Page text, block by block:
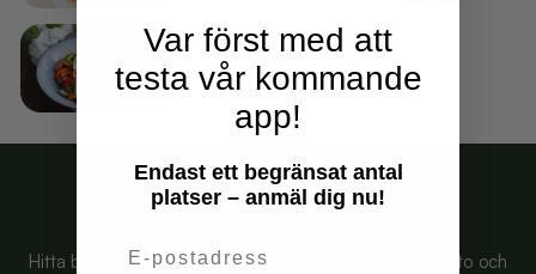
Tomatpasta med burrata - Mutti
25 minuter
Hjälpt konsumenter sedan 2016
Hitta bästa priset på just din matkasse - skapa ett konto och
Var först med att
testa vår kommande
app!
Endast ett begränsat antal
platser – anmäl dig nu!